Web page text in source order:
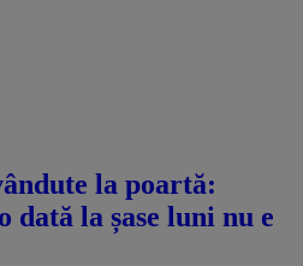
la poartă:
dată la șase luni nu e